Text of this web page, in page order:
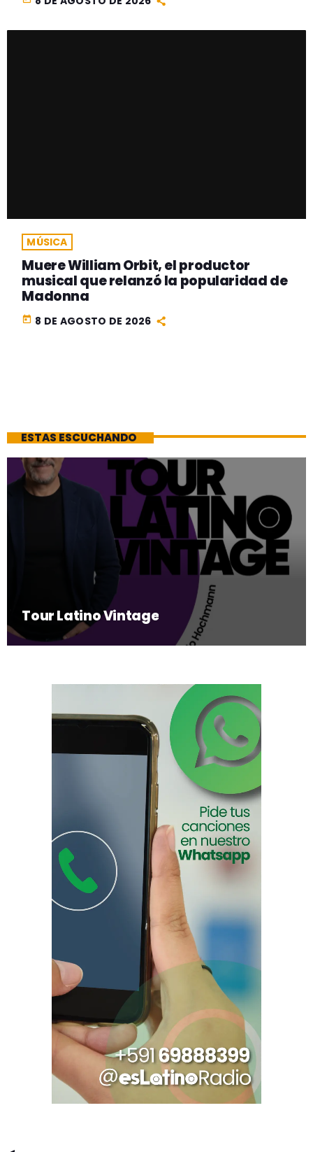
MÚSICA
Muere William Orbit, el productor
musical que relanzó la popularidad de
Madonna
today 8 DE AGOSTO DE 2026
ESTAS ESCUCHANDO
Tour Latino Vintage